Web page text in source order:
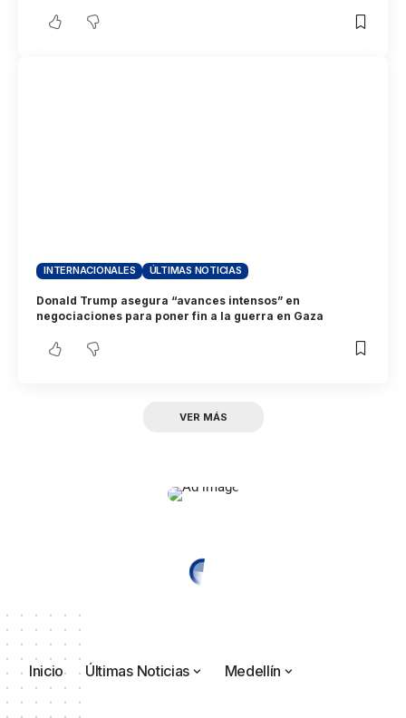
INTERNACIONALES ÚLTIMAS NOTICIAS
Donald Trump asegura “avances intensos” en
negociaciones para poner fin a la guerra en Gaza
VER MÁS
Inicio Últimas Noticias Medellín